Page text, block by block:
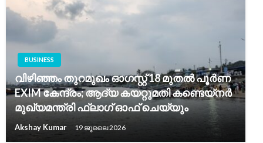
BUSINESS
വിഴിഞ്ഞം തുറമുഖം ഓഗസ്റ്റ് 18 മുതൽ പൂർണ
EXIM കേന്ദ്രം; ആദ്യ കയറ്റുമതി കണ്ടെയ്നർ
മുഖ്യമന്ത്രി ഫ്ലാഗ് ഓഫ് ചെയ്യും
Akshay Kumar 19 ജൂലൈ 2026